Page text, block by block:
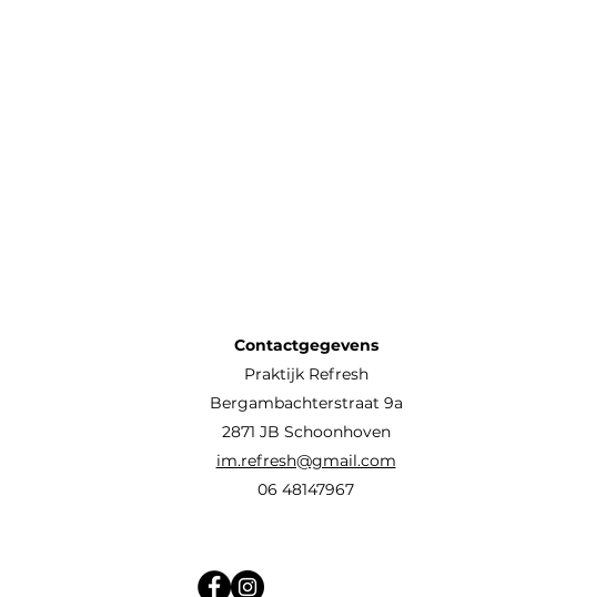
Contactgegevens
Praktijk Refresh
Bergambachterstraat 9a
2871 JB Schoonhoven
im.refresh@gmail.com
06 48147967